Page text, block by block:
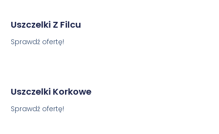
Uszczelki Z Filcu
Sprawdź ofertę!
Uszczelki Korkowe
Sprawdź ofertę!